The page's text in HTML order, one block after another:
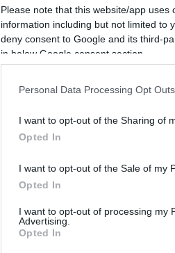
Please note that this website/app
information including but not limited to
deny consent to Google and its third-
in below Google consent section.
Personal Data Processing Opt Outs
I want to opt-out of the Sharing of
Opted In
I want to opt-out of the Sale of my
Opted In
I want to opt-out of processing my
Advertising.
Opted In